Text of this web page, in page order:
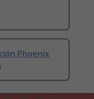
Phoenix